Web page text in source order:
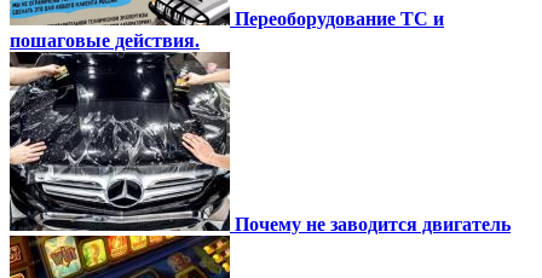
Переоборудование ТС и
пошаговые действия.
Почему не заводится двигатель